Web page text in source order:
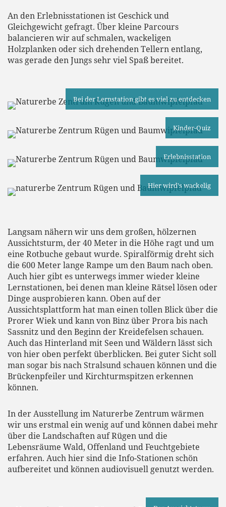
An den Erlebnisstationen ist Geschick und
Gleichgewicht gefragt. Über kleine Parcours
balancieren wir auf schmalen, wackeligen
Holzplanken oder sich drehenden Tellern entlang,
was gerade den Jungs sehr viel Spaß bereitet.
Bei der Lernstation gibt es viel zu entdecken
Kinder-Quiz
Erlebnisstation
Hier wird's wackelig
Langsam nähern wir uns dem großen, hölzernen
Aussichtsturm, der 40 Meter in die Höhe ragt und um
eine Rotbuche gebaut wurde. Spiralförmig dreht sich
die 600 Meter lange Rampe um den Baum nach oben.
Auch hier gibt es unterwegs immer wieder kleine
Lernstationen, bei denen man kleine Rätsel lösen oder
Dinge ausprobieren kann. Oben auf der
Aussichtsplattform hat man einen tollen Blick über die
Prorer Wiek und kann von Binz über Prora bis nach
Sassnitz und den Beginn der Kreidefelsen schauen.
Auch das Hinterland mit Seen und Wäldern lässt sich
von hier oben perfekt überblicken. Bei guter Sicht soll
man sogar bis nach Stralsund schauen können und die
Brückenpfeiler und Kirchturmspitzen erkennen
können.
In der Ausstellung im Naturerbe Zentrum wärmen
wir uns erstmal ein wenig auf und können dabei mehr
über die Landschaften auf Rügen und die
Lebensräume Wald, Offenland und Feuchtgebiete
erfahren. Auch hier sind die Info-Stationen schön
aufbereitet und können audiovisuell genutzt werden.